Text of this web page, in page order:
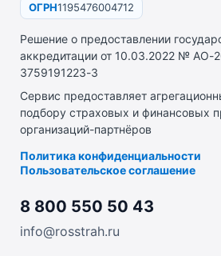
ОГРН1195476004712
Решение о предоставлении
аккредитации от 10.03.2022 № АО-
3759191223-3
Сервис предоставляет
подбору страховых и финансовых
организаций-партнёров
Политика конфиденциальности
Пользовательское соглашение
8 800 550 50 43
info@rosstrah.ru